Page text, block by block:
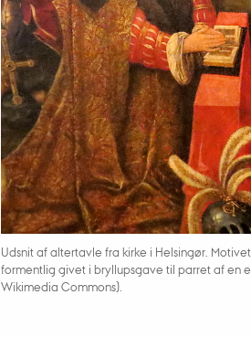
Udsnit af altertavle fra kirke i Helsingør.
formentlig givet i bryllupsgave til parret af en
Wikimedia Commons).